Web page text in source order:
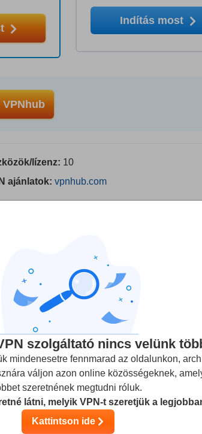
Indítás most
lízenz: 10
ajánlatok: vpnhub.com
de a visszajelzéseidet és a
az anyavállalatunk tulajdonában állnak.
értékeléseket nem ellenőrizzük)
0
Biztonság
szolgáltató nincs velünk
mindenesetre fennmarad az oldalunkon,
váljon azon online közösségeknek,
szeretnének megtudni róluk.
látni, melyik VPN-t szeretjük a
Kattintson ide